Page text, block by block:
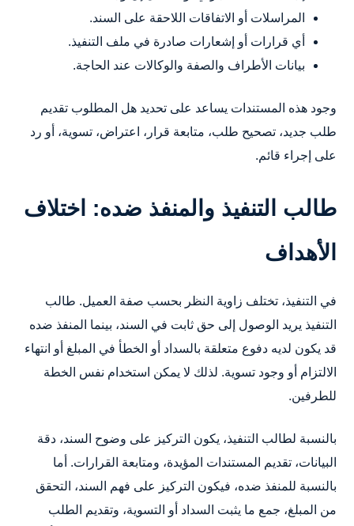
المراسلات أو الاتفاقات اللاحقة على السند.
أي قرارات أو إشعارات صادرة في ملف التنفيذ.
بيانات الأطراف والصفة والوكالات عند الحاجة.
وجود هذه المستندات يساعد على تحديد هل المطلوب تقديم
طلب جديد، تصحيح طلب، متابعة قرار، اعتراض، تسوية، أو رد
على إجراء قائم.
طالب التنفيذ والمنفذ ضده: اختلاف
الأهداف
في التنفيذ، تختلف زاوية النظر بحسب صفة العميل. طالب
التنفيذ يريد الوصول إلى حق ثابت في السند، بينما المنفذ ضده
قد يكون لديه دفوع متعلقة بالسداد أو الخطأ في المبلغ أو انتهاء
الالتزام أو وجود تسوية. لذلك لا يمكن استخدام نفس الخطة
للطرفين.
بالنسبة لطالب التنفيذ، يكون التركيز على وضوح السند، دقة
البيانات، تقديم المستندات المؤيدة، ومتابعة القرارات. أما
بالنسبة للمنفذ ضده، فيكون التركيز على فهم السند، التحقق
من المبلغ، جمع ما يثبت السداد أو التسوية، وتقديم الطلب